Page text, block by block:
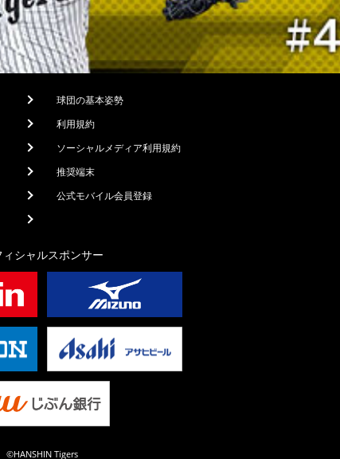
球団の基本姿勢
利用規約
ソーシャルメディア利用規約
推奨端末
公式モバイル会員登録
ィシャルスポンサー
©HANSHIN Tigers